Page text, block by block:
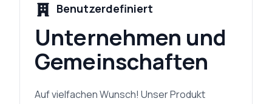
Benutzerdefiniert
Unternehmen und
Gemeinschaften
Auf vielfachen Wunsch! Unser Produkt